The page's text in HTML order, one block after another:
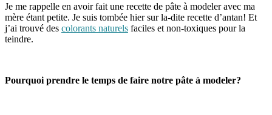
Je me rappelle en avoir fait une recette de pâte à modeler avec ma
mère étant petite. Je suis tombée hier sur la-dite recette d’antan! Et
j’ai trouvé des colorants naturels faciles et non-toxiques pour la
teindre.
Pourquoi prendre le temps de faire notre pâte à modeler?